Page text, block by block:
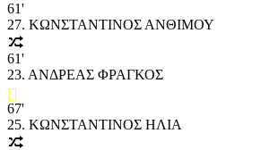
61'
27. ΚΩΝΣΤΑΝΤΙΝΟΣ ΑΝΘΙΜΟΥ
61'
23. ΑΝΔΡΕΑΣ ΦΡΑΓΚΟΣ
67'
25. ΚΩΝΣΤΑΝΤΙΝΟΣ ΗΛΙΑ